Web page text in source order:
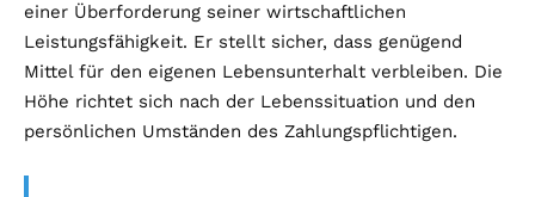
einer Überforderung seiner wirtschaftlichen
Leistungsfähigkeit. Er stellt sicher, dass genügend
Mittel für den eigenen Lebensunterhalt verbleiben. Die
Höhe richtet sich nach der Lebenssituation und den
persönlichen Umständen des Zahlungspflichtigen.